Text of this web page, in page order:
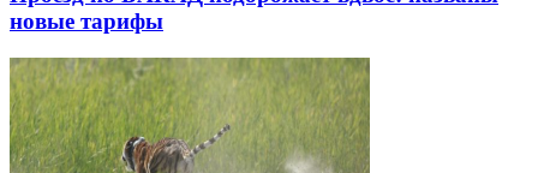
новые тарифы